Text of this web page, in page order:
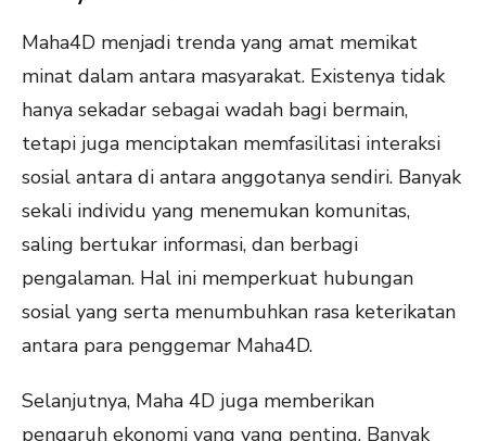
Maha4D menjadi trenda yang amat memikat
minat dalam antara masyarakat. Existenya tidak
hanya sekadar sebagai wadah bagi bermain,
tetapi juga menciptakan memfasilitasi interaksi
sosial antara di antara anggotanya sendiri. Banyak
sekali individu yang menemukan komunitas,
saling bertukar informasi, dan berbagi
pengalaman. Hal ini memperkuat hubungan
sosial yang serta menumbuhkan rasa keterikatan
antara para penggemar Maha4D.
Selanjutnya, Maha 4D juga memberikan
pengaruh ekonomi yang yang penting. Banyak